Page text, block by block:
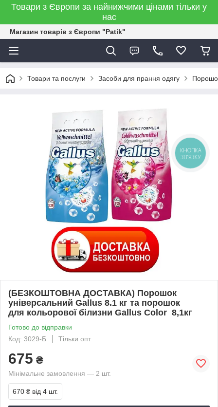
Товари з Європи за найнижчими цінами тільки у
нас
Магазин товарів з Європи "Patik"
Товари та послуги Засоби для прання одягу
(БЕЗКОШТОВНА ДОСТАВКА) Порошок
універсальний Gallus 8.1 кг та порошок
для кольорової білизни Gallus Color 8,1кг
Готово до відправки
Код: 3029-Б
Тільки опт
675 ₴
Мінімальне замовлення — 2 шт.
670 ₴ від 4 шт.
КНОПКА
ЗВ'ЯЗКУ